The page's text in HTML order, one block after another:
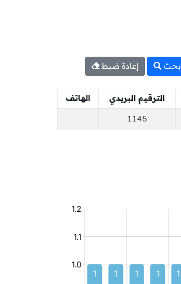
بحث
إعادة ضبط
الترقيم البريدي
الهاتف
1145
مركب